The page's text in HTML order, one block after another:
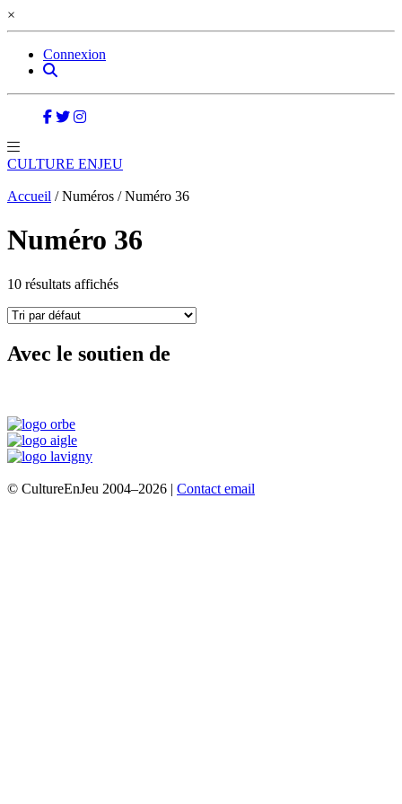
×
Connexion
CULTURE ENJEU
Accueil / Numéros / Numéro 36
Numéro 36
10 résultats affichés
Avec le soutien de
© CultureEnJeu 2004–2026 | Contact email